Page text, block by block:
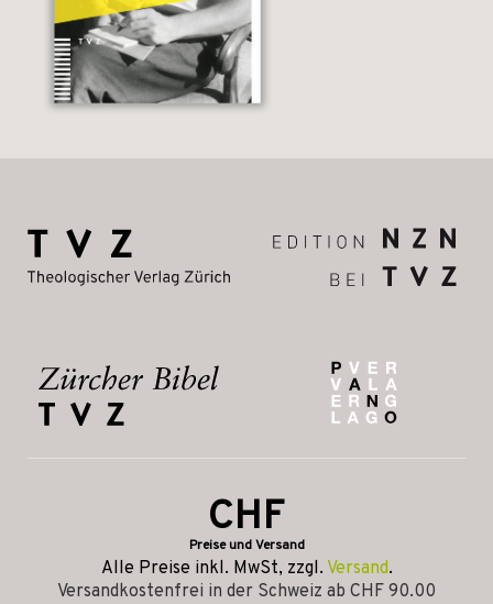
CHF
Preise und Versand
Alle Preise inkl. MwSt, zzgl. Versand.
Versandkostenfrei in der Schweiz ab CHF 90.00